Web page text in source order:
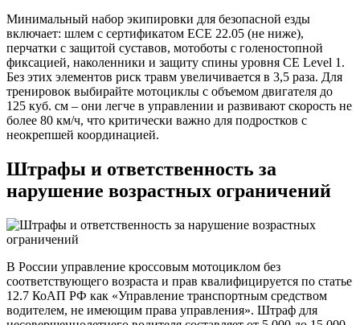
Минимальный набор экипировки для безопасной езды
включает: шлем с сертификатом ECE 22.05 (не ниже),
перчатки с защитой суставов, мотоботы с голеностопной
фиксацией, наколенники и защиту спины уровня CE Level 1.
Без этих элементов риск травм увеличивается в 3,5 раза. Для
тренировок выбирайте мотоциклы с объемом двигателя до
125 куб. см – они легче в управлении и развивают скорость не
более 80 км/ч, что критически важно для подростков с
неокрепшей координацией.
Штрафы и ответственность за
нарушение возрастных ограничений
В России управление кроссовым мотоциклом без
соответствующего возраста и прав квалифицируется по статье
12.7 КоАП РФ как «Управление транспортным средством
водителем, не имеющим права управления». Штраф для